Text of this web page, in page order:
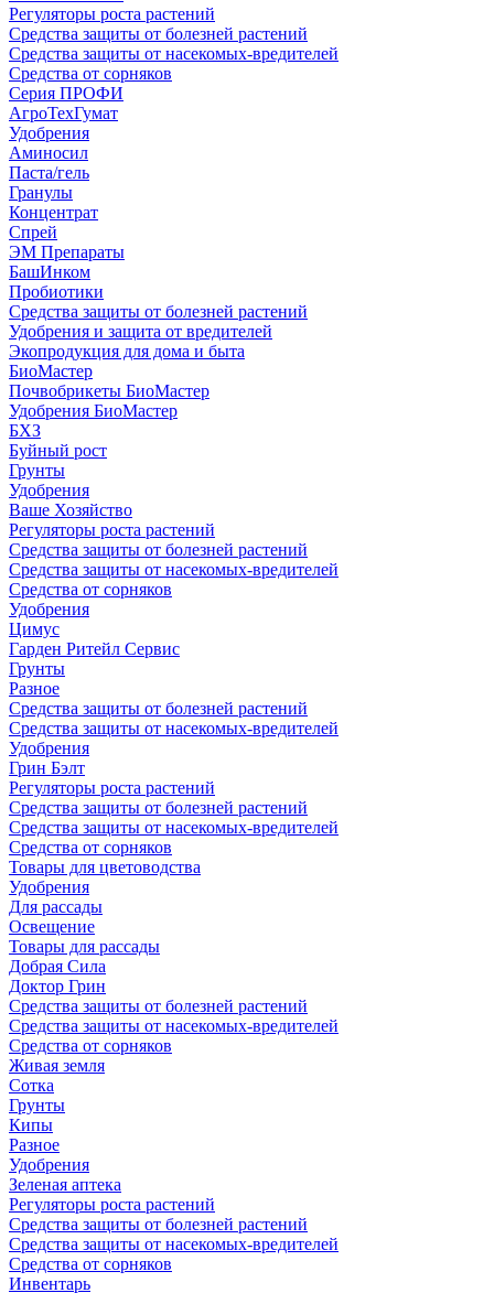
Регуляторы роста растений
Средства защиты от болезней растений
Средства защиты от насекомых-вредителей
Средства от сорняков
Серия ПРОФИ
АгроТехГумат
Удобрения
Аминосил
Паста/гель
Гранулы
Концентрат
Спрей
ЭМ Препараты
БашИнком
Пробиотики
Средства защиты от болезней растений
Удобрения и защита от вредителей
Экопродукция для дома и быта
БиоМастер
Почвобрикеты БиоМастер
Удобрения БиоМастер
БХЗ
Буйный рост
Грунты
Удобрения
Ваше Хозяйство
Регуляторы роста растений
Средства защиты от болезней растений
Средства защиты от насекомых-вредителей
Средства от сорняков
Удобрения
Цимус
Гарден Ритейл Сервис
Грунты
Разное
Средства защиты от болезней растений
Средства защиты от насекомых-вредителей
Удобрения
Грин Бэлт
Регуляторы роста растений
Средства защиты от болезней растений
Средства защиты от насекомых-вредителей
Средства от сорняков
Товары для цветоводства
Удобрения
Для рассады
Освещение
Товары для рассады
Добрая Сила
Доктор Грин
Средства защиты от болезней растений
Средства защиты от насекомых-вредителей
Средства от сорняков
Живая земля
Сотка
Грунты
Кипы
Разное
Удобрения
Зеленая аптека
Регуляторы роста растений
Средства защиты от болезней растений
Средства защиты от насекомых-вредителей
Средства от сорняков
Инвентарь